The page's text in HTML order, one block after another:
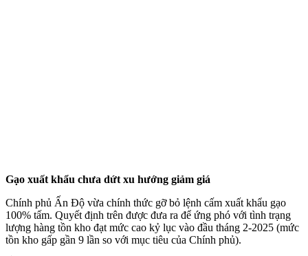
Gạo xuất khẩu chưa dứt xu hướng giảm giá
Chính phủ Ấn Độ vừa chính thức gỡ bỏ lệnh cấm xuất khẩu gạo
100% tấm. Quyết định trên được đưa ra để ứng phó với tình trạng
lượng hàng tồn kho đạt mức cao kỷ lục vào đầu tháng 2-2025 (mức
tồn kho gấp gần 9 lần so với mục tiêu của Chính phủ).